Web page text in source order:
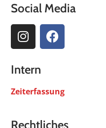
Social Media
Intern
Zeiterfassung
Rechtliches